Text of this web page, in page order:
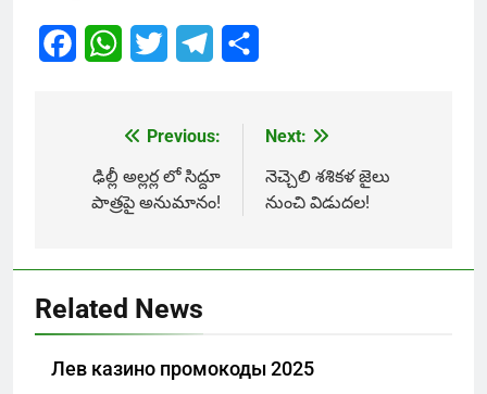
FacebookWhatsApp
Twitter Telegram
navigation
Previous:
ఢిల్లీ అల్లర్ల లో సిద్దూ
పాత్రపై అనుమానం!
Next:
నెచ్చెలి శశికళ జైలు
నుంచి విడుదల!
Related News
Лев казино промокоды 2025